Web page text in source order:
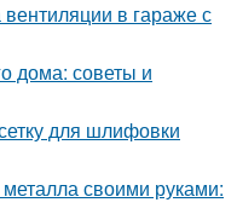
в гараже с
дома: советы и
для шлифовки
металла своими руками: